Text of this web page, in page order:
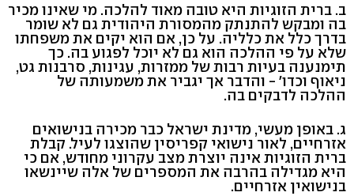
ב. ברית הזוגיות היא טובה מאוד להלכה. מי שאינו מכיר
בה ומבקש להתנתק מהמסורת היהודית גם לא שומר
בדרך כלל את כלליה. על כן, אם הוא יקים את משפחתו
שלא על פי ההלכה הוא גם לא יוכל לפגוע בה. כך
תימנענה בעיות רבות של ממזרות, עגינות, סרבנות גט,
ניאוף וכדו' - והדבר אך יגביר את משמעותה של
ההלכה לדבקים בה.
ג. באופן מעשי, מדינת ישראל כבר מכירה בנישואים
אזרחיים, לאור נישואי קפריסין שהוצגו לעיל. קבלת
ברית הזוגיות אינה יוצרת מצב עקרוני מחודש, אם כי
היא מגדילה בהרבה את המספרים של אלה שיינשאו
בנישואין אזרחיים.